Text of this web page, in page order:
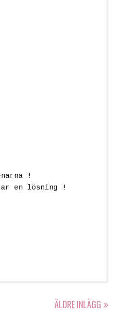
!
en lösning !
ÄLDRE INLÄGG